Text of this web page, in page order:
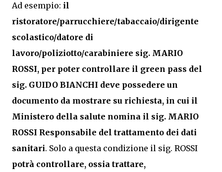
Ad esempio: il
ristoratore/parrucchiere/tabaccaio/dirigente
scolastico/datore di
lavoro/poliziotto/carabiniere sig. MARIO
ROSSI, per poter controllare il green pass del
sig. GUIDO BIANCHI deve possedere un
documento da mostrare su richiesta, in cui il
Ministero della salute nomina il sig. MARIO
ROSSI Responsabile del trattamento dei dati
sanitari. Solo a questa condizione il sig. ROSSI
potrà controllare, ossia trattare,